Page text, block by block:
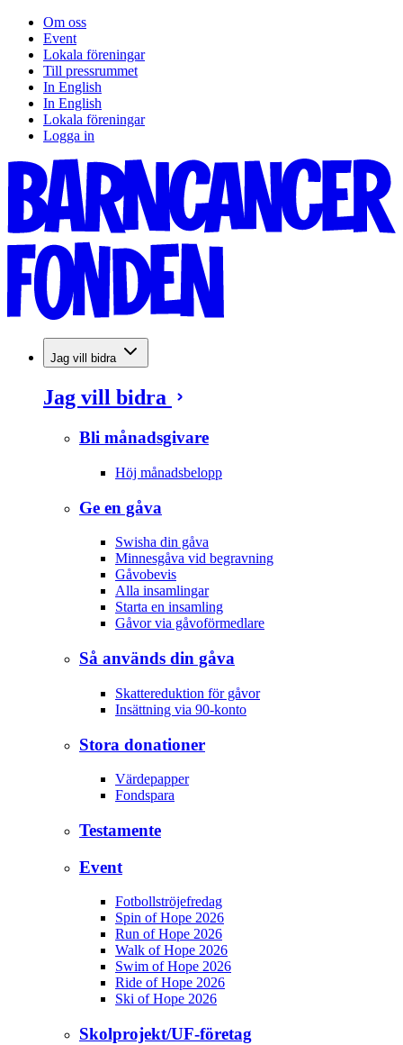
Om oss
Event
Lokala föreningar
Till pressrummet
In English
In English
Lokala föreningar
Logga in
Jag vill bidra
Jag vill bidra
Bli månadsgivare
Höj månadsbelopp
Ge en gåva
Swisha din gåva
Minnesgåva vid begravning
Gåvobevis
Alla insamlingar
Starta en insamling
Gåvor via gåvoförmedlare
Så används din gåva
Skattereduktion för gåvor
Insättning via 90-konto
Stora donationer
Värdepapper
Fondspara
Testamente
Event
Fotbollströjefredag
Spin of Hope 2026
Run of Hope 2026
Walk of Hope 2026
Swim of Hope 2026
Ride of Hope 2026
Ski of Hope 2026
Skolprojekt/UF-företag